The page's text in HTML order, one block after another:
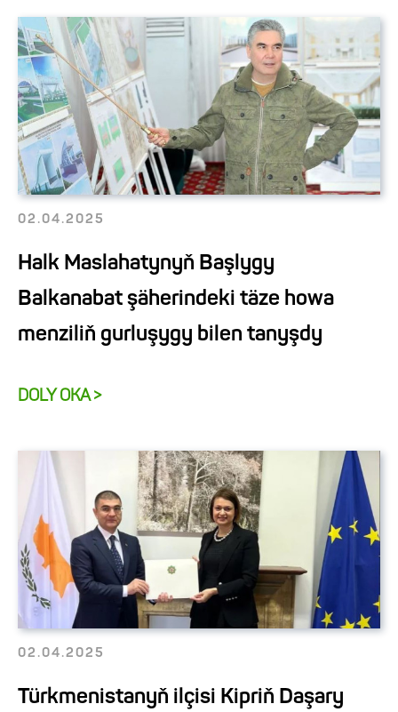
02.04.2025
Halk Maslahatynyň Başlygy
Balkanabat şäherindeki täze howa
menziliň gurluşygy bilen tanyşdy
DOLY OKA >
02.04.2025
Türkmenistanyň ilçisi Kipriň Daşary